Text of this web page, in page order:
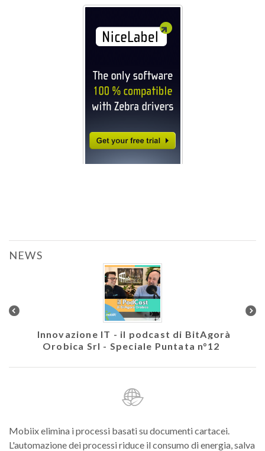
NEWS
Innovazione IT - il podcast di BitAgorà
Orobica Srl - Speciale Puntata n°12
Mobiix elimina i processi basati su documenti cartacei.
L'automazione dei processi riduce il consumo di energia, salva